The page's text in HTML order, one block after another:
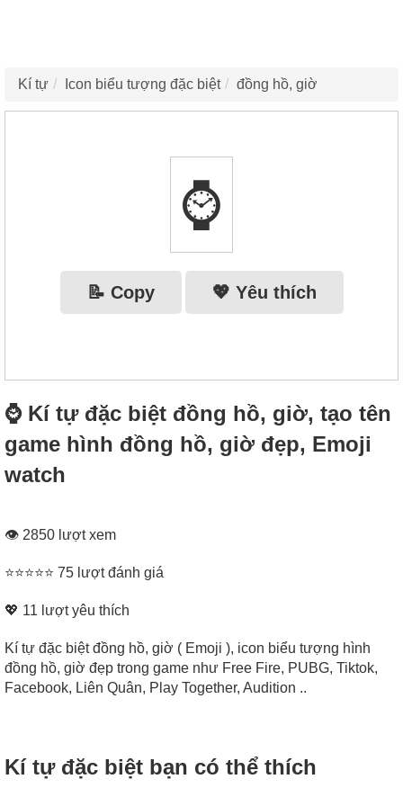
Kí tự Icon biểu tượng đặc biệt đồng hồ, giờ
⌚
📝 Copy 💖 Yêu thích
⌚ Kí tự đặc biệt đồng hồ, giờ, tạo tên
game hình đồng hồ, giờ đẹp, Emoji
watch
👁 2850 lượt xem
⭐⭐⭐⭐⭐ 75 lượt đánh giá
💖 11 lượt yêu thích
Kí tự đặc biệt đồng hồ, giờ ( Emoji ), icon biểu tượng hình
đồng hồ, giờ đẹp trong game như Free Fire, PUBG, Tiktok,
Facebook, Liên Quân, Play Together, Audition ..
Kí tự đặc biệt bạn có thể thích